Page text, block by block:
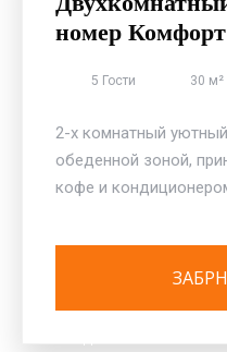
номер
5 Гости 30 м²
2-х комнатный
обеденной зоной,
кофе и